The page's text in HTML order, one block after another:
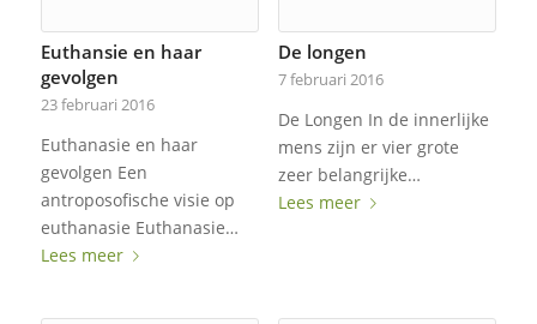
Euthansie en haar
gevolgen
23 februari 2016
Euthanasie en haar
gevolgen Een
antroposofische visie op
euthanasie Euthanasie…
Lees meer
De longen
7 februari 2016
De Longen In de innerlijke
mens zijn er vier grote
zeer belangrijke…
Lees meer